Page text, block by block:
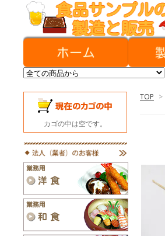
TOP >
カゴの中は空です。